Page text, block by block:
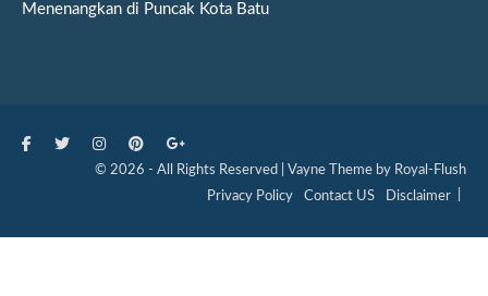
Menenangkan di Puncak Kota Batu
© 2026 - All Rights Reserved | Vayne Theme by Royal-Flush
Privacy Policy
Contact US Disclaimer